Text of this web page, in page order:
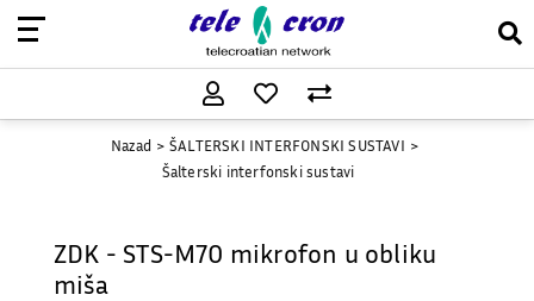
Nazad
ŠALTERSKI INTERFONSKI SUSTAVI
Šalterski interfonski sustavi
ZDK - STS-M70 mikrofon u obliku
miša